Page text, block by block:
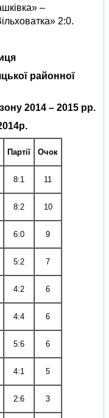
–
2:0.
районної
2014 – 2015 рр.
Партії Очок
8:1 11
8:2 10
6:0 9
5:2 7
4:2 6
4:4 6
5:6 6
4:1 5
2:6 3